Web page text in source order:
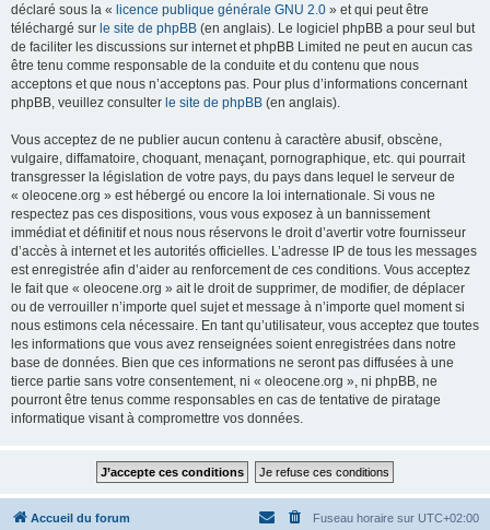
déclaré sous la « licence publique générale GNU 2.0 » et qui peut être
téléchargé sur le site de phpBB (en anglais). Le logiciel phpBB a pour seul but
de faciliter les discussions sur internet et phpBB Limited ne peut en aucun cas
être tenu comme responsable de la conduite et du contenu que nous
acceptons et que nous n’acceptons pas. Pour plus d’informations concernant
phpBB, veuillez consulter le site de phpBB (en anglais).
Vous acceptez de ne publier aucun contenu à caractère abusif, obscène,
vulgaire, diffamatoire, choquant, menaçant, pornographique, etc. qui pourrait
transgresser la législation de votre pays, du pays dans lequel le serveur de
« oleocene.org » est hébergé ou encore la loi internationale. Si vous ne
respectez pas ces dispositions, vous vous exposez à un bannissement
immédiat et définitif et nous nous réservons le droit d’avertir votre fournisseur
d’accès à internet et les autorités officielles. L’adresse IP de tous les messages
est enregistrée afin d’aider au renforcement de ces conditions. Vous acceptez
le fait que « oleocene.org » ait le droit de supprimer, de modifier, de déplacer
ou de verrouiller n’importe quel sujet et message à n’importe quel moment si
nous estimons cela nécessaire. En tant qu’utilisateur, vous acceptez que toutes
les informations que vous avez renseignées soient enregistrées dans notre
base de données. Bien que ces informations ne seront pas diffusées à une
tierce partie sans votre consentement, ni « oleocene.org », ni phpBB, ne
pourront être tenus comme responsables en cas de tentative de piratage
informatique visant à compromettre vos données.
Accueil du forum Fuseau horaire sur UTC+02:00